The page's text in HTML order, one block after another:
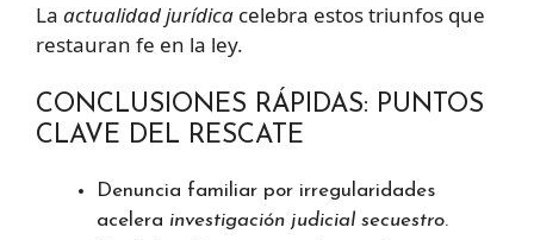
La actualidad jurídica celebra estos triunfos que
restauran fe en la ley.
CONCLUSIONES RÁPIDAS: PUNTOS
CLAVE DEL RESCATE
Denuncia familiar por irregularidades
acelera investigación judicial secuestro.